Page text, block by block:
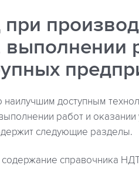
выполнении
доступным
работ и оказании
следующие разделы.
справочника